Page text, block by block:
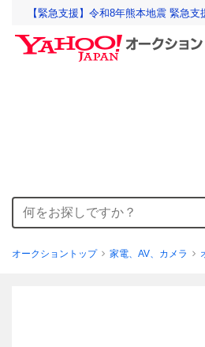
【緊急支援】令和8年熊本地震 緊急
オークショントップ 家電、AV、カメラ